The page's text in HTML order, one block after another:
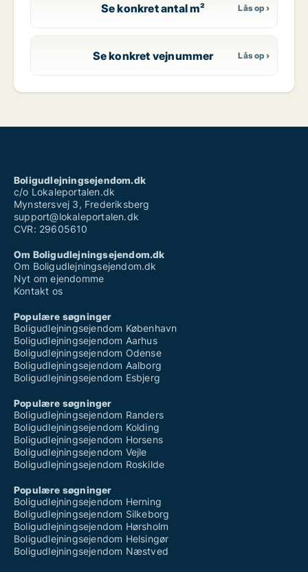
Se konkret antal m²
Se konkret vejnummer
Boligudlejningsejendom.dk
c/o Lokaleportalen.dk
Mynstersvej 3, Frederiksberg
support@lokaleportalen.dk
CVR: 29605610
Om Boligudlejningsejendom.dk
Om Boligudlejningsejendom.dk
Nyt om ejendomme
Kontakt os
Populære søgninger
Boligudlejningsejendom København
Boligudlejningsejendom Aarhus
Boligudlejningsejendom Odense
Boligudlejningsejendom Aalborg
Boligudlejningsejendom Esbjerg
Populære søgninger
Boligudlejningsejendom Randers
Boligudlejningsejendom Kolding
Boligudlejningsejendom Horsens
Boligudlejningsejendom Vejle
Boligudlejningsejendom Roskilde
Populære søgninger
Boligudlejningsejendom Herning
Boligudlejningsejendom Silkeborg
Boligudlejningsejendom Hørsholm
Boligudlejningsejendom Helsingør
Boligudlejningsejendom Næstved